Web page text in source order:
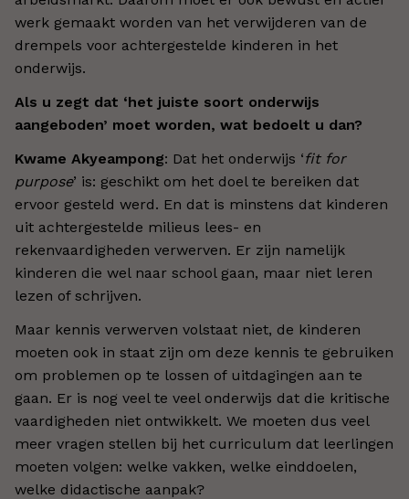
werk gemaakt worden van het verwijderen van de
drempels voor achtergestelde kinderen in het
onderwijs.
Als u zegt dat ‘het juiste soort onderwijs
aangeboden’ moet worden, wat bedoelt u dan?
Kwame Akyeampong: Dat het onderwijs ‘fit for
purpose’ is: geschikt om het doel te bereiken dat
ervoor gesteld werd. En dat is minstens dat kinderen
uit achtergestelde milieus lees- en
rekenvaardigheden verwerven. Er zijn namelijk
kinderen die wel naar school gaan, maar niet leren
lezen of schrijven.
Maar kennis verwerven volstaat niet, de kinderen
moeten ook in staat zijn om deze kennis te gebruiken
om problemen op te lossen of uitdagingen aan te
gaan. Er is nog veel te veel onderwijs dat die kritische
vaardigheden niet ontwikkelt. We moeten dus veel
meer vragen stellen bij het curriculum dat leerlingen
moeten volgen: welke vakken, welke einddoelen,
welke didactische aanpak?